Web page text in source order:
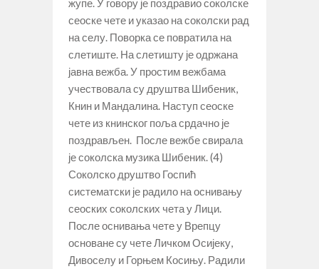
сеоске чете и указао на соколски рад
на селу. Поворка се повратила на
слетиште. На слетишту је одржана
јавна вежба. У простим вежбама
учествовала су друштва Шибеник,
Книн и Мандалина. Наступ сеоске
чете из книнског поља срдачно је
поздрављен. После вежбе свирала
је соколска музика Шибеник. (4)
Соколско друштво Госпић
систематски је радило на оснивању
сеоских соколских чета у Лици.
После оснивања чете у Врепцу
основане су чете Личком Осијеку,
Дивоселу и Горњем Косињу. Радили